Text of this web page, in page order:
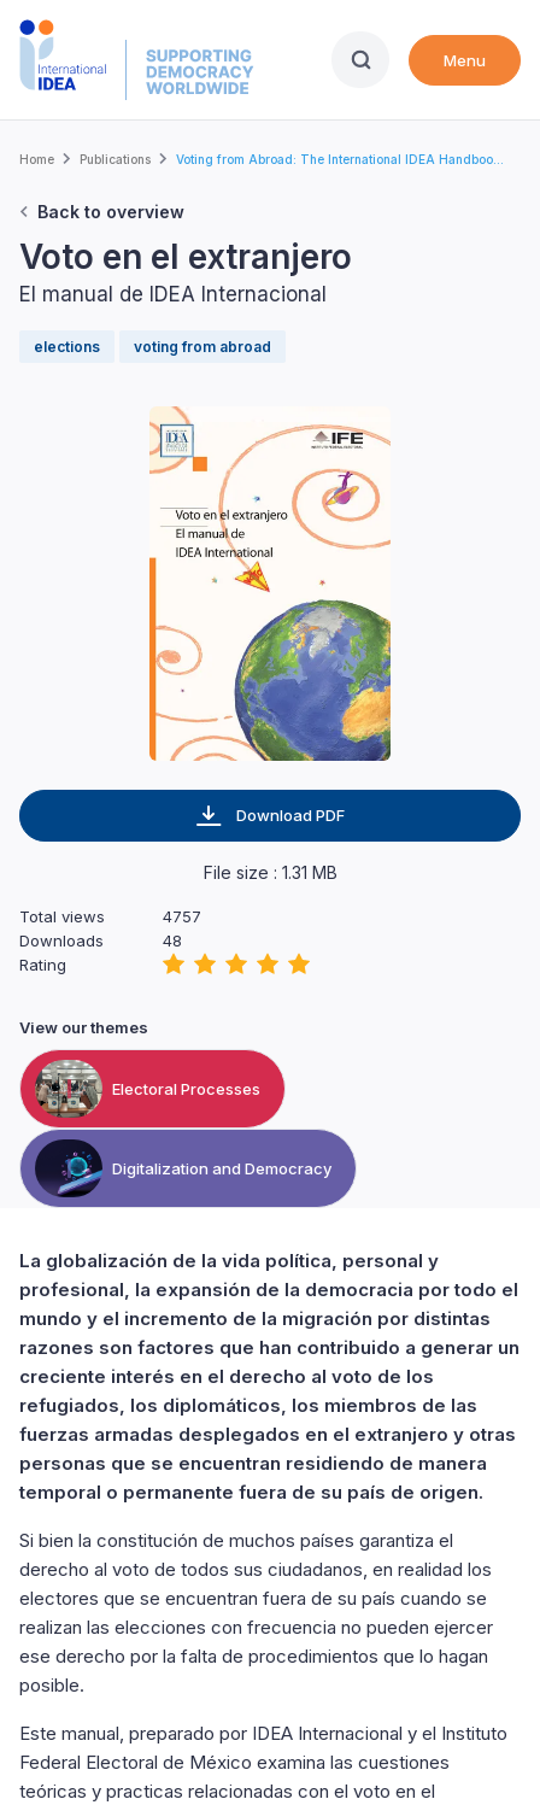
Skip
Menu
Breadcrumb
Home Publications Voting from Abroad: The International IDEA Handboo...
Back to overview
La globalización de la vida política, personal y
profesional, la expansión de la democracia por todo el
mundo y el incremento de la migración por distintas
razones son factores que han contribuido a generar un
creciente interés en el derecho al voto de los
refugiados, los diplomáticos, los miembros de las
fuerzas armadas desplegados en el extranjero y otras
personas que se encuentran residiendo de manera
temporal o permanente fuera de su país de origen.
Si bien la constitución de muchos países garantiza el
derecho al voto de todos sus ciudadanos, en realidad los
electores que se encuentran fuera de su país cuando se
realizan las elecciones con frecuencia no pueden ejercer
ese derecho por la falta de procedimientos que lo hagan
posible.
Este manual, preparado por IDEA Internacional y el Instituto
Federal Electoral de México examina las cuestiones
teóricas y practicas relacionadas con el voto en el
Voto en el extranjero
El manual de IDEA Internacional
elections voting from abroad
Download PDF
File size : 1.31 MB
Total views
4757
Downloads
48
Rating
View our themes
Electoral Processes
Digitalization and Democracy